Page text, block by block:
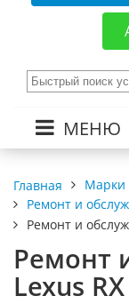
МЕНЮ
Главная
Марки
Ремонт и
Ремонт и
Ремонт
Lexus RX